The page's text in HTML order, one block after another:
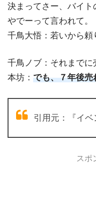
決まってさー、バイ
やでーって言われて。
千鳥大悟：若いから頼
千鳥ノブ：それまでに
本坊： でも、７年後売
引用元：『イベ
スポ